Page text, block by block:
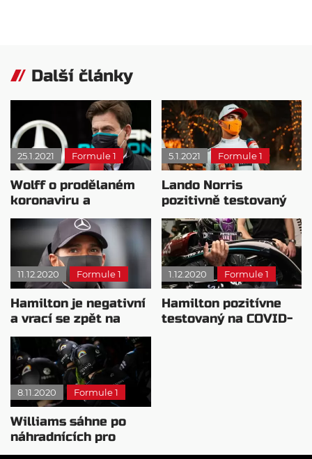
Další články
25.1.2021 Formule 1
Wolff o prodělaném
koronaviru a
Hamiltonově smlouvě
5.1.2021 Formule 1
Lando Norris
pozitivně testovaný
na covid-19
11.12.2020 Formule 1
Hamilton je negativní
a vrací se zpět na
poslední závod
1.12.2020 Formule 1
Hamilton pozitívne
testovaný na COVID-
8.11.2020 Formule 1
Williams sáhne po
náhradnících pro
Velkou cenou Turecka